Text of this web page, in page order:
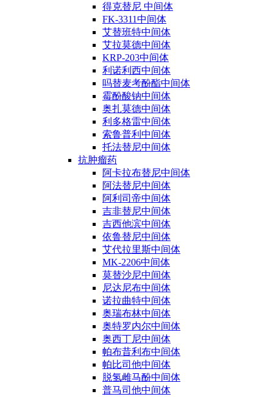
得克替尼 中间体
FK-3311中间体
艾替班特中间体
艾拉莫德中间体
KRP-203中间体
利诺利西中间体
吗替麦考酚酯中间体
霉酚酸钠中间体
奥扎莫德中间体
利多格雷中间体
索鲁普利中间体
托法替尼中间体
抗肿瘤药
阿卡拉布替尼中间体
阿法替尼中间体
阿利司帝中间体
吉非替尼中间体
吉西他滨中间体
依鲁替尼中间体
艾代拉里斯中间体
MK-2206中间体
莫替沙尼中间体
尼达尼布中间体
诺拉曲特中间体
奥瑞布林中间体
奥特罗内尔中间体
奥西丁尼中间体
帕布昔利布中间体
帕比司他中间体
脱氢雌马酚中间体
普马司他中间体